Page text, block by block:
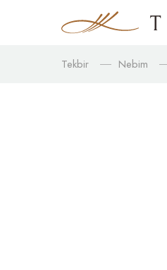
Tekbir Nebim